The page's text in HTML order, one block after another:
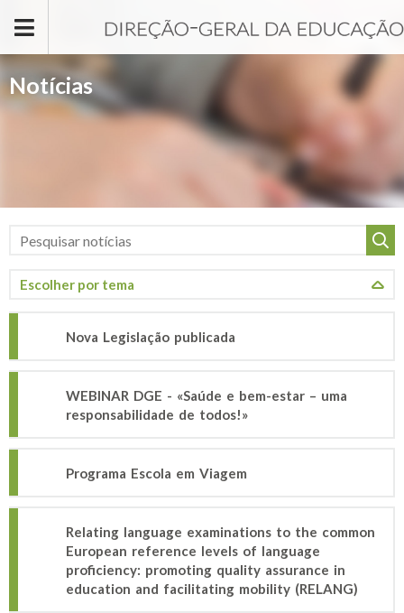
Notícias
Nova Legislação publicada
WEBINAR DGE - «Saúde e bem-estar – uma
responsabilidade de todos!»
Programa Escola em Viagem
Relating language examinations to the common
European reference levels of language
proficiency: promoting quality assurance in
education and facilitating mobility (RELANG)